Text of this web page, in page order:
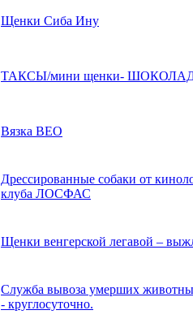
Щенки Сиба Ину
ТАКСЫ/мини щенки-
Вязка ВЕО
Дрессированные собаки от
клуба ЛОСФАС
Щенки венгерской легавой –
Служба вывоза умерших
- круглосуточно.